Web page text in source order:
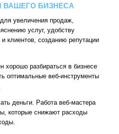
ВАШЕГО БИЗНЕСА
увеличения продаж,
услуг, удобству
клиентов, созданию репутации
хорошо разбираться в бизнесе
оптимальные веб-инструменты
деньги. Работа веб-мастера
которые снижают расходы